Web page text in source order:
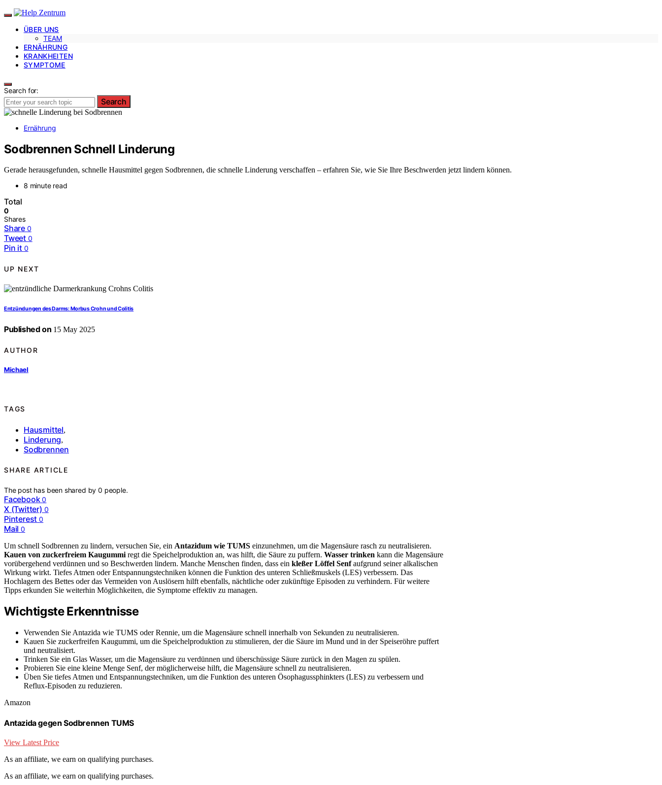
ÜBER UNS
TEAM
ERNÄHRUNG
KRANKHEITEN
SYMPTOME
Search for:
Search
Ernährung
Sodbrennen Schnell Linderung
Gerade herausgefunden, schnelle Hausmittel gegen Sodbrennen, die schnelle Linderung verschaffen – erfahren Sie, wie Sie Ihre Beschwerden jetzt lindern können.
8 minute read
Total
0
Shares
Share 0
Tweet 0
Pin it 0
UP NEXT
Entzündungen des Darms: Morbus Crohn und Colitis
Published on 15 May 2025
AUTHOR
Michael
TAGS
Hausmittel,
Linderung,
Sodbrennen
SHARE ARTICLE
The post has been shared by0 people.
Facebook 0
X (Twitter) 0
Pinterest 0
Mail 0
Um schnell Sodbrennen zu lindern, versuchen Sie, ein Antazidum wie TUMS einzunehmen, um die Magensäure rasch zu neutralisieren.
Kauen von zuckerfreiem Kaugummi regt die Speichelproduktion an, was hilft, die Säure zu puffern. Wasser trinken kann die Magensäure
vorübergehend verdünnen und so Beschwerden lindern. Manche Menschen finden, dass ein kleßer Löffel Senfaufgrund seiner alkalischen
Wirkung wirkt. Tiefes Atmen oder Entspannungstechniken können die Funktion des unteren Schließmuskels (LES) verbessern. Das
Hochlagern des Bettes oder das Vermeiden von Auslösern hilft ebenfalls, nächtliche oder zukünftige Episoden zu verhindern. Für weitere
Tipps erkunden Sie weiterhin Möglichkeiten, die Symptome effektiv zu managen.
Wichtigste Erkenntnisse
Verwenden Sie Antazida wie TUMS oder Rennie, um die Magensäure schnell innerhalb von Sekunden zu neutralisieren.
Kauen Sie zuckerfreifen Kaugummi, um die Speichelproduktion zu stimulieren, der die Säure im Mund und in der Speiseröhre puffert
und neutralisiert.
Trinken Sie ein Glas Wasser, um die Magensäure zu verdünnen und überschüssige Säure zurück in den Magen zu spülen.
Probieren Sie eine kleine Menge Senf, der möglicherweise hilft, die Magensäure schnell zu neutralisieren.
Üben Sie tiefes Atmen und Entspannungstechniken, um die Funktion des unteren Ösophagussphinkters (LES) zu verbessern und
Reflux-Episoden zu reduzieren.
Amazon
Antazida gegen Sodbrennen TUMS
View Latest Price
As an affiliate, we earn on qualifying purchases.
As an affiliate, we earn on qualifying purchases.